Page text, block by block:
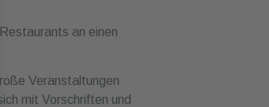
an einen
Veranstaltungen
mit Vorschriften und